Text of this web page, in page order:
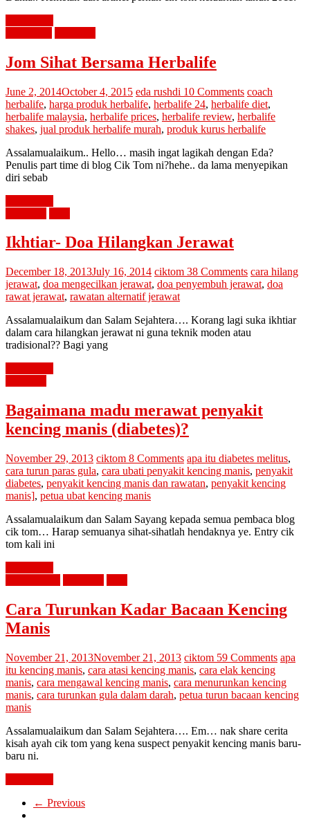
Jom Sihat Bersama Herbalife
June 2, 2014October 4, 2015 eda rushdi 10 Comments coach
herbalife, harga produk herbalife, herbalife 24, herbalife diet,
herbalife malaysia, herbalife prices, herbalife review, herbalife
shakes, jual produk herbalife murah, produk kurus herbalife
Assalamualaikum.. Hello… masih ingat lagikah dengan Eda?
Penulis part time di blog Cik Tom ni?hehe.. da lama menyepikan
diri sebab
Ikhtiar- Doa Hilangkan Jerawat
December 18, 2013July 16, 2014 ciktom 38 Comments cara hilang
jerawat, doa mengecilkan jerawat, doa penyembuh jerawat, doa
rawat jerawat, rawatan alternatif jerawat
Assalamualaikum dan Salam Sejahtera…. Korang lagi suka ikhtiar
dalam cara hilangkan jerawat ni guna teknik moden atau
tradisional?? Bagi yang
Bagaimana madu merawat penyakit
kencing manis (diabetes)?
November 29, 2013 ciktom 8 Comments apa itu diabetes melitus,
cara turun paras gula, cara ubati penyakit kencing manis, penyakit
diabetes, penyakit kencing manis dan rawatan, penyakit kencing
manis], petua ubat kencing manis
Assalamualaikum dan Salam Sayang kepada semua pembaca blog
cik tom… Harap semuanya sihat-sihatlah hendaknya ye. Entry cik
tom kali ini
Cara Turunkan Kadar Bacaan Kencing
Manis
November 21, 2013November 21, 2013 ciktom 59 Comments apa
itu kencing manis, cara atasi kencing manis, cara elak kencing
manis, cara mengawal kencing manis, cara menurunkan kencing
manis, cara turunkan gula dalam darah, petua turun bacaan kencing
manis
Assalamualaikum dan Salam Sejahtera…. Em… nak share cerita
kisah ayah cik tom yang kena suspect penyakit kencing manis baru-
baru ni.
← Previous